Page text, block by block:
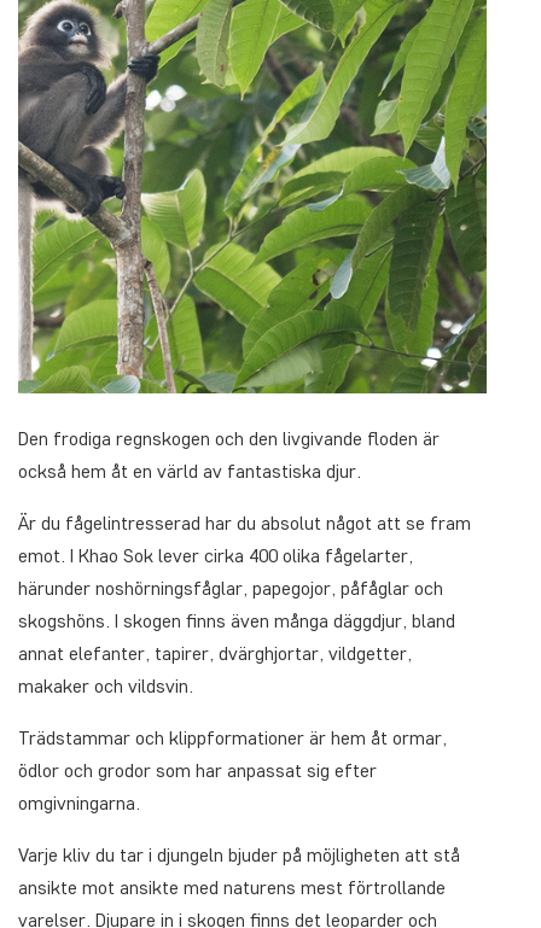
Den frodiga regnskogen och den livgivande floden är
också hem åt en värld av fantastiska djur.
Är du fågelintresserad har du absolut något att se fram
emot. I Khao Sok lever cirka 400 olika fågelarter,
härunder noshörningsfåglar, papegojor, påfåglar och
skogshöns. I skogen finns även många däggdjur, bland
annat elefanter, tapirer, dvärghjortar, vildgetter,
makaker och vildsvin.
Trädstammar och klippformationer är hem åt ormar,
ödlor och grodor som har anpassat sig efter
omgivningarna.
Varje kliv du tar i djungeln bjuder på möjligheten att stå
ansikte mot ansikte med naturens mest förtrollande
varelser. Djupare in i skogen finns det leoparder och